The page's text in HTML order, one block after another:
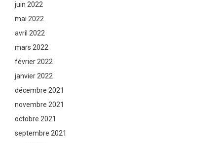
juin 2022
mai 2022
avril 2022
mars 2022
février 2022
janvier 2022
décembre 2021
novembre 2021
octobre 2021
septembre 2021